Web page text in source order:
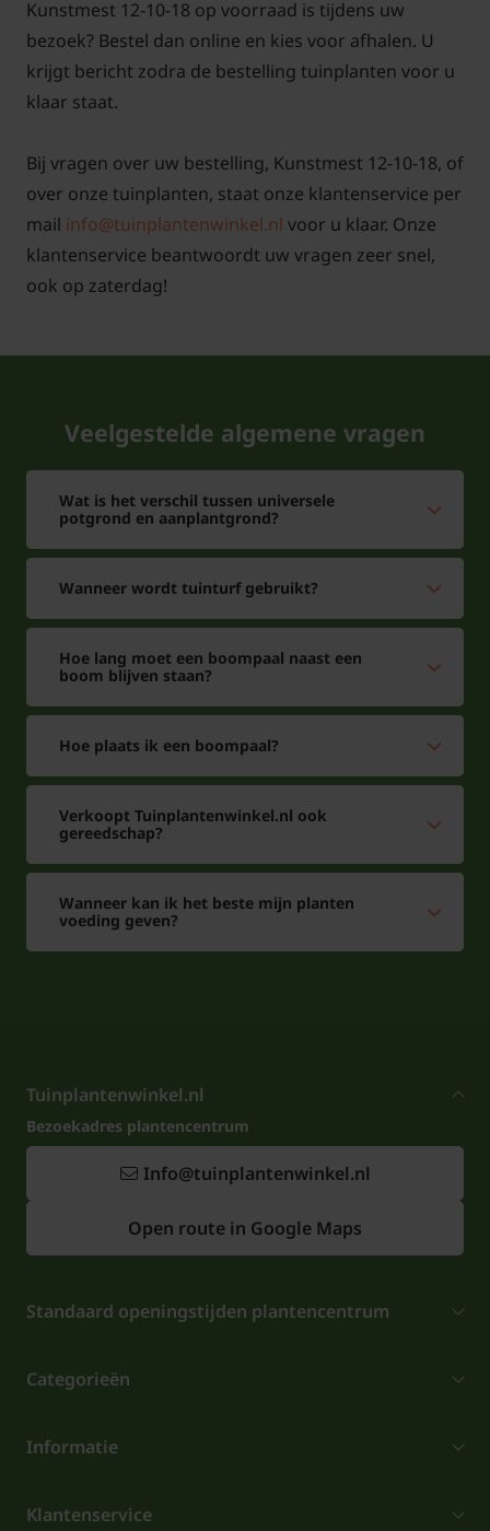
Kunstmest 12-10-18 op voorraad is tijdens uw
bezoek? Bestel dan online en kies voor afhalen. U
krijgt bericht zodra de bestelling tuinplanten voor u
klaar staat.
Bij vragen over uw bestelling, Kunstmest 12-10-18, of
over onze tuinplanten, staat onze klantenservice per
mail info@tuinplantenwinkel.nl voor u klaar. Onze
klantenservice beantwoordt uw vragen zeer snel,
ook op zaterdag!
Veelgestelde algemene vragen
Wat is het verschil tussen universele
potgrond en aanplantgrond?
Wanneer wordt tuinturf gebruikt?
Hoe lang moet een boompaal naast een
boom blijven staan?
Hoe plaats ik een boompaal?
Verkoopt Tuinplantenwinkel.nl ook
gereedschap?
Wanneer kan ik het beste mijn planten
voeding geven?
Tuinplantenwinkel.nl
Bezoekadres plantencentrum
Info@tuinplantenwinkel.nl
Open route in Google Maps
Standaard openingstijden plantencentrum
Categorieën
Informatie
Klantenservice